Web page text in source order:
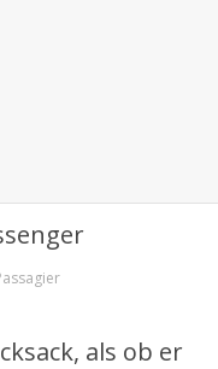
als ob er